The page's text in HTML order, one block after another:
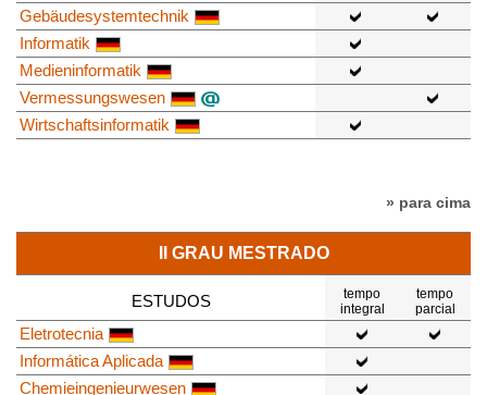
Gebäudesystemtechnik
Informatik
Medieninformatik
Vermessungswesen
Wirtschaftsinformatik
» para cima
II GRAU MESTRADO
ESTUDOS
tempo
integral
tempo
parcial
Eletrotecnia
Informática Aplicada
Chemieingenieurwesen